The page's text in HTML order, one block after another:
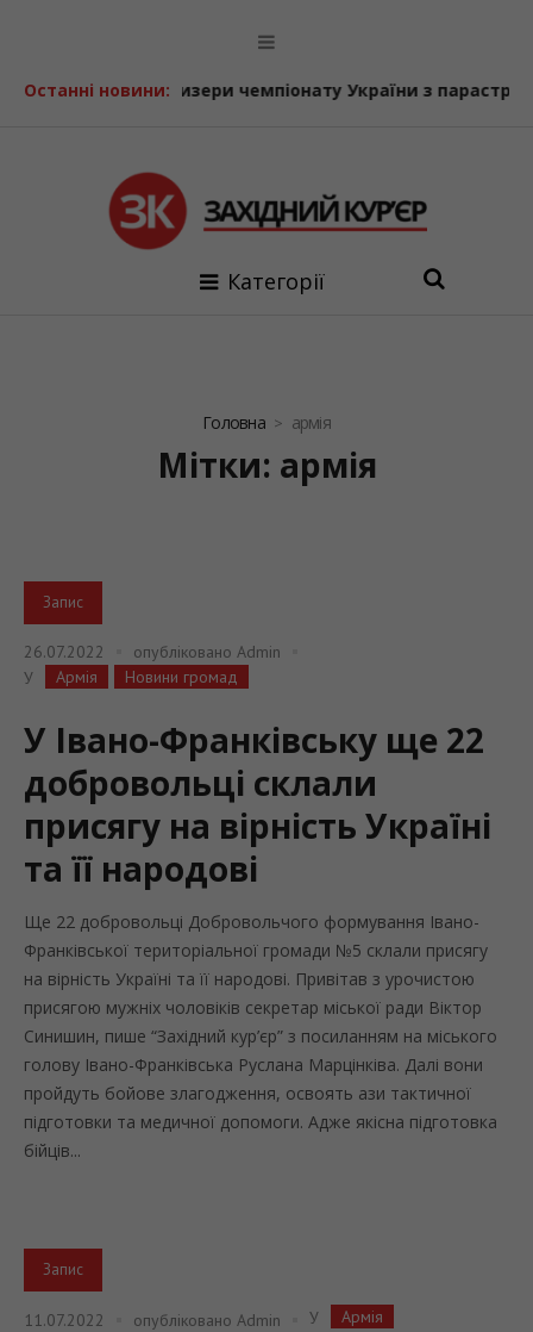
Останні новини:
– призери чемпіонату України з парастрільби з лука
Категорії
Головна армія
Мітки: армія
Запис
26.07.2022 опубліковано Admin
У
Армія Новини громад
У Івано-Франківську ще 22
добровольці склали
присягу на вірність Україні
та її народові
Ще 22 добровольці Добровольчого формування Івано-
Франківської територіальної громади №5 склали присягу
на вірність Україні та її народові. Привітав з урочистою
присягою мужніх чоловіків секретар міської ради Віктор
Синишин, пише “Західний кур’єр” з посиланням на міського
голову Івано-Франківська Руслана Марцінківа. Далі вони
пройдуть бойове злагодження, освоять ази тактичної
підготовки та медичної допомоги. Адже якісна підготовка
бійців...
Запис
11.07.2022 опубліковано Admin У Армія